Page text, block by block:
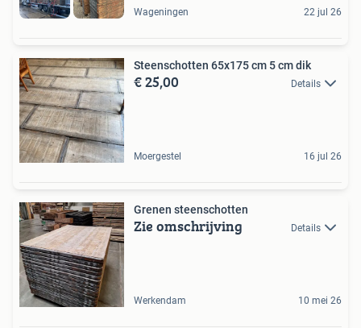
Wageningen 22 jul 26
Steenschotten 65x175 cm 5 cm dik
€ 25,00 Details
Moergestel 16 jul 26
Grenen steenschotten
Zie omschrijving Details
Werkendam 10 mei 26